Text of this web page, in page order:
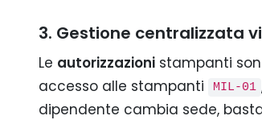
3. Gestione centralizzata
Le autorizzazioni stampanti
accesso alle stampanti
MIL-01
dipendente cambia sede,